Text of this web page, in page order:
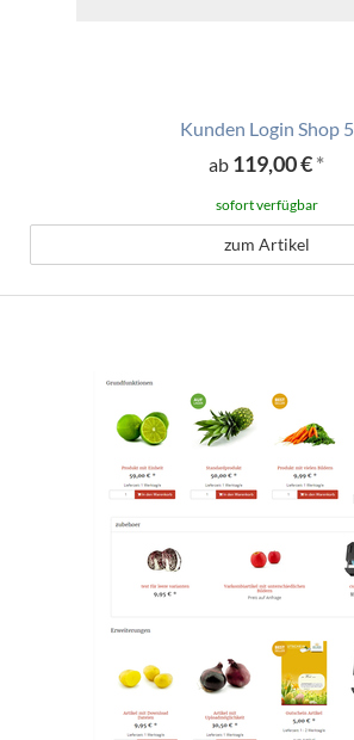
Kunden Login Shop 5
ab 119,00 €*
sofort verfügbar
zum Artikel